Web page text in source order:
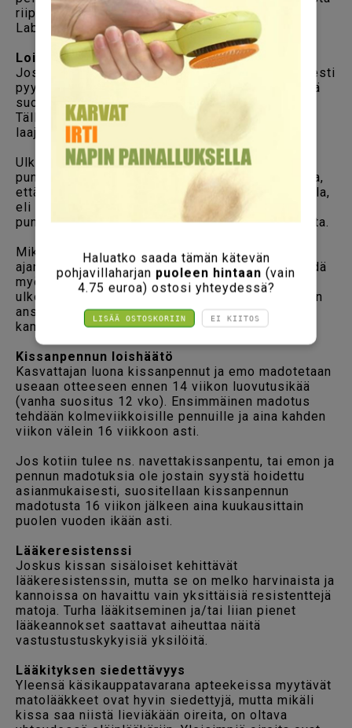
riippuen. Loistutkimuksia tekevät mm.
Laboratoriopalvelut Movet ja Vita Laboratoriot.
Loishäätö ulkona liikkuvalle kissalle
Jos kissa saa ulkoilla vapaasti, se todennäköisesti
pyydystää ja syö jyrsijöitä ja saattaa saada niistä
suolinkais-, heisimato- tai alkueläintartunnan.
Tällaiset kissat olisi madotettava kuukausittain
laajakirjoisella matolääkkeellä.
Ulkona liikkuvat kissat on syytä lääkitä myös
punkkeja ja ulkoloisia vastaan. Kannattaa muistaa,
että punkit ovat liikkeellä jopa pienellä pakkasella,
eli monin paikoin eteläisemmässä Suomessa
punkkien torjunnan tulee olla lähes ympärivuotista.
Mikäli ei halua lääkitä kissaa koko punkkikauden
ajan, punkkisyynin ja ulkoloisten poiston voi tehdä
myös
elektronisella kirppukammalla. Se kerää
ulkoloiset elektrostattisesti. Negatiivisten ionien
ansiosta lemmikin turkki on myös kiiltävämpi
kampaamisen jälkeen.
Kissanpennun loishäätö
Kasvattajan luona kissanpennut ja emo madotetaan
useaan otteeseen ennen 14 viikon luovutusikää
(vanha suositus 12 vko). Ensimmäinen madotus
tehdään kolmeviikkoisille pennuille ja aina kahden
viikon välein 16 viikkoon asti.
Jos kotiin tulee ns. navettakissanpentu, tai emon ja
pennun madotuksia ole jostain syystä hoidettu
asianmukaisesti, suositellaan kissanpennun
madotusta 16 viikon jälkeen aina kuukausittain
puolen vuoden ikään asti.
Lääkeresistenssi
Joskus kissan sisäloiset kehittävät
lääkeresistenssin, mutta se on melko harvinaista ja
kannoissa on havaittu vain yksittäisiä resistenttejä
matoja. Turha lääkitseminen ja/tai liian pienet
lääkeannokset saattavat aiheuttaa näitä
vastustustuskykyisiä yksilöitä.
Lääkityksen siedettävyys
Yleensä käsikauppatavarana apteekeissa myytävät
matolääkkeet ovat hyvin siedettyjä, mutta mikäli
kissa saa niistä lieviäkään oireita, on oltava
Haluatko saada tämän kätevän
pohjavillaharjan puoleen hintaan (vain
4.75 euroa) ostosi yhteydessä?
LISÄÄ OSTOSKORIIN EI KIITOS